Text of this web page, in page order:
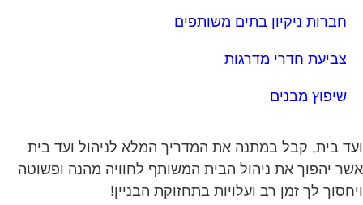
חברות ניקיון בתים משותפים
צביעת חדרי מדרגות
שיפוץ מבנים
בית, קבל במתנה את המדריך המלא לניהול ועד בית
יהפוך את ניהול הבית המשותף לחוויה מהנה ופשוטה
לך זמן רב ועלויות בתחזוקת הבניין!